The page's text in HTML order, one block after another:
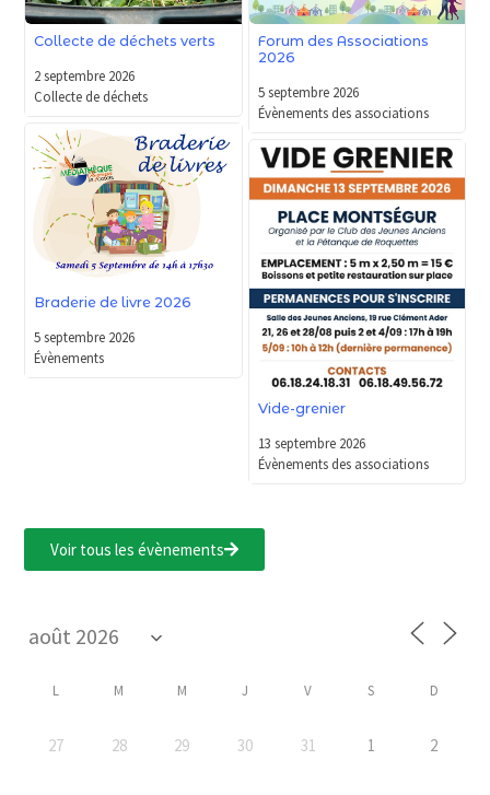
Collecte de déchets verts
2 septembre 2026
Collecte de déchets
Forum des Associations
2026
5 septembre 2026
Évènements des associations
Braderie de livre 2026
5 septembre 2026
Évènements
Vide-grenier
13 septembre 2026
Évènements des associations
Voir tous les évènements
L M M J V S D
27 28 29 30 31 1 2